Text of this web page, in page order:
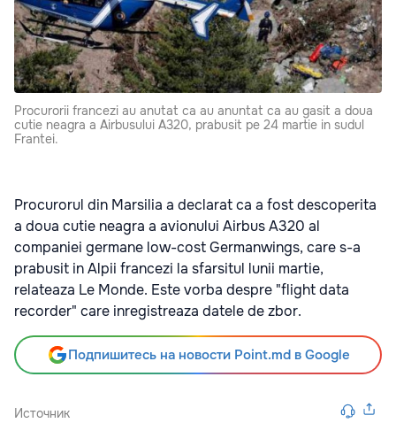
Procurorii francezi au anutat ca au anuntat ca au gasit a doua
cutie neagra a Airbusului A320, prabusit pe 24 martie in sudul
Frantei.
Procurorul din Marsilia a declarat ca a fost descoperita
a doua cutie neagra a avionului Airbus A320 al
companiei germane low-cost Germanwings, care s-a
prabusit in Alpii francezi la sfarsitul lunii martie,
relateaza Le Monde. Este vorba despre "flight data
recorder" care inregistreaza datele de zbor.
Подпишитесь на новости Point.md в Google
Источник